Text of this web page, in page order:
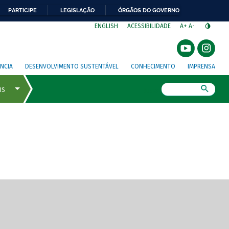
PARTICIPE LEGISLAÇÃO ÓRGÃOS DO GOVERNO
ENGLISH ACESSIBILIDADE A+ A-
DESENVOLVIMENTO SUSTENTÁVEL CONHECIMENTO IMPRENSA
de tela